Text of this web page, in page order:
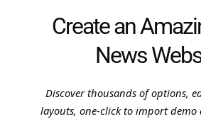
Create an
News
Discover thousands of options,
layouts, one-click to import demo